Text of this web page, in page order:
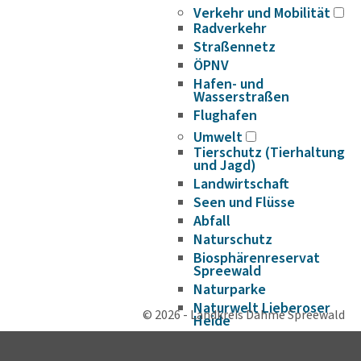
Verkehr und Mobilität
Radverkehr
Straßennetz
ÖPNV
Hafen- und
Wasserstraßen
Flughafen
Umwelt
Tierschutz (Tierhaltung
und Jagd)
Landwirtschaft
Seen und Flüsse
Abfall
Naturschutz
Biosphärenreservat
Spreewald
Naturparke
Naturwelt Lieberoser
Heide
© 2026 - Landkreis Dahme Spreewald